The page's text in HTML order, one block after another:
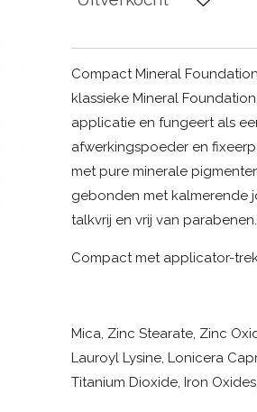
Compact Mineral
klassieke Mineral
applicatie en fungeert als
afwerkingspoeder en
met pure minerale
gebonden met kalmerende
talkvrij en vrij van parabenen.
Compact met applicator-
Mica, Zinc Stearate, Zinc
Lauroyl Lysine, Lonicera
Titanium Dioxide, Iron